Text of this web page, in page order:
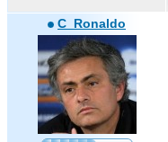
C_Ronaldo